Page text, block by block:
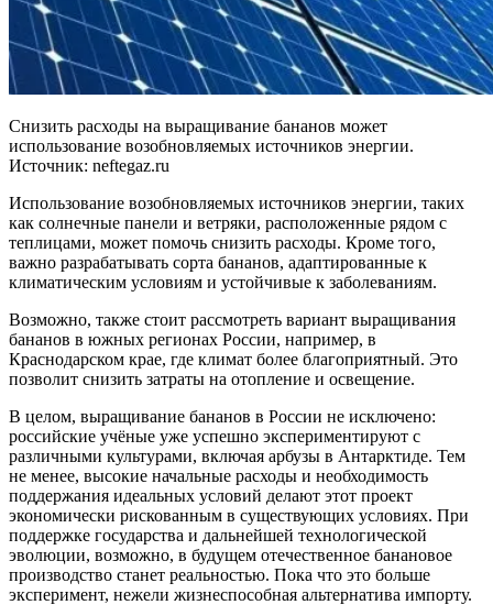
Снизить расходы на выращивание бананов может
использование возобновляемых источников энергии.
Источник: neftegaz.ru
Использование возобновляемых источников энергии, таких
как солнечные панели и ветряки, расположенные рядом с
теплицами, может помочь снизить расходы. Кроме того,
важно разрабатывать сорта бананов, адаптированные к
климатическим условиям и устойчивые к заболеваниям.
Возможно, также стоит рассмотреть вариант выращивания
бананов в южных регионах России, например, в
Краснодарском крае, где климат более благоприятный. Это
позволит снизить затраты на отопление и освещение.
В целом, выращивание бананов в России не исключено:
российские учёные уже успешно экспериментируют с
различными культурами, включая арбузы в Антарктиде. Тем
не менее, высокие начальные расходы и необходимость
поддержания идеальных условий делают этот проект
экономически рискованным в существующих условиях. При
поддержке государства и дальнейшей технологической
эволюции, возможно, в будущем отечественное банановое
производство станет реальностью. Пока что это больше
эксперимент, нежели жизнеспособная альтернатива импорту.